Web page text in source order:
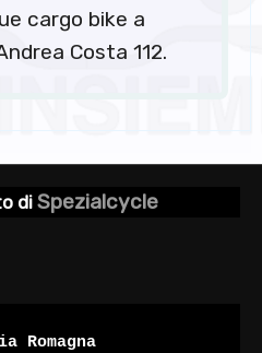
cargo bike a
Costa 112.
di Spezialcycle
Romagna